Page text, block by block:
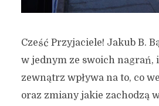
Cześć Przyjaciele! Jakub B.
w jednym ze swoich nagrań,
zewnątrz wpływa na to, co
oraz zmiany jakie zachodzą